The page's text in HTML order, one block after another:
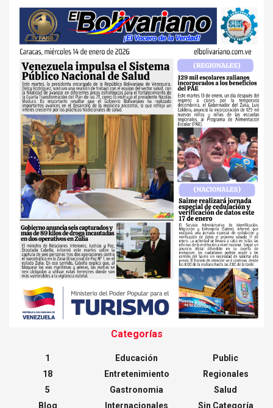
Categorías
1
18
5
Blog
Educación
Entretenimiento
Gastronomia
Internacionales
Public
Regionales
Salud
Sin Categoría